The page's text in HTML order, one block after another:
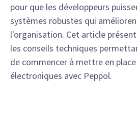
pour que les développeurs
systèmes robustes qui
l'organisation. Cet article
les conseils techniques
de commencer à mettre en
électroniques avec Peppol.